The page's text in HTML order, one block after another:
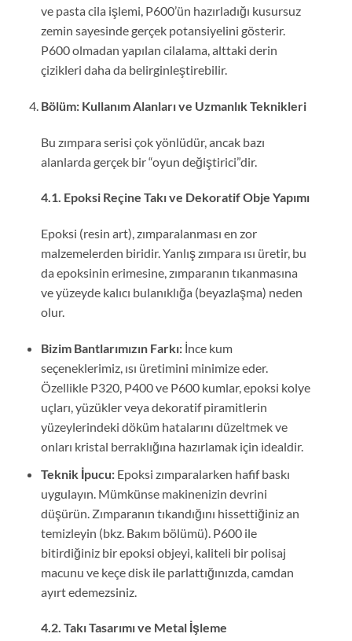
ve pasta cila işlemi, P600’ün hazırladığı kusursuz
zemin sayesinde gerçek potansiyelini gösterir.
P600 olmadan yapılan cilalama, alttaki derin
çizikleri daha da belirginleştirebilir.
Bölüm: Kullanım Alanları ve Uzmanlık Teknikleri
Bu zımpara serisi çok yönlüdür, ancak bazı
alanlarda gerçek bir “oyun değiştirici”dir.
4.1. Epoksi Reçine Takı ve Dekoratif Obje Yapımı
Epoksi (resin art), zımparalanması en zor
malzemelerden biridir. Yanlış zımpara ısı üretir, bu
da epoksinin erimesine, zımparanın tıkanmasına
ve yüzeyde kalıcı bulanıklığa (beyazlaşma) neden
olur.
Bizim Bantlarımızın Farkı:İnce kum
seçeneklerimiz, ısı üretimini minimize eder.
Özellikle P320, P400 ve P600 kumlar, epoksi kolye
uçları, yüzükler veya dekoratif piramitlerin
yüzeylerindeki döküm hatalarını düzeltmek ve
onları kristal berraklığına hazırlamak için idealdir.
Teknik İpucu:Epoksi zımparalarken hafif baskı
uygulayın. Mümkünse makinenizin devrini
düşürün. Zımparanın tıkandığını hissettiğiniz an
temizleyin (bkz. Bakım bölümü). P600 ile
bitirdiğiniz bir epoksi objeyi, kaliteli bir polisaj
macunu ve keçe disk ile parlattığınızda, camdan
ayırt edemezsiniz.
4.2. Takı Tasarımı ve Metal İşleme